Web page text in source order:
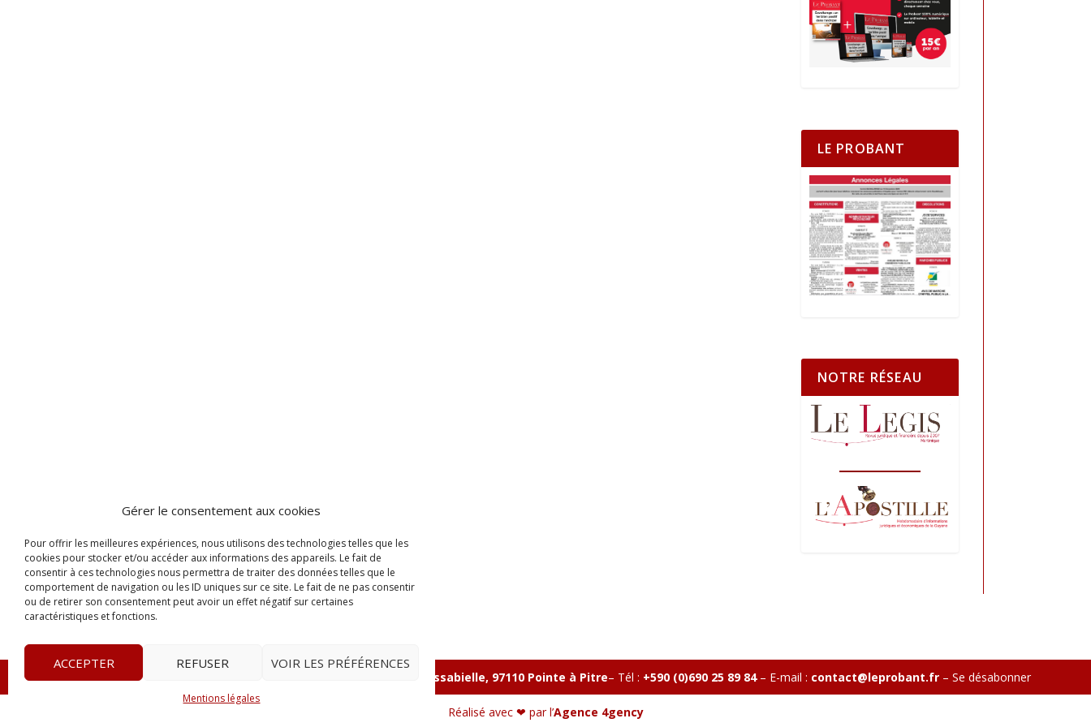
Gérer le consentement aux cookies
Pour offrir les meilleures expériences, nous utilisons des technologies telles que les
cookies pour stocker et/ou accéder aux informations des appareils. Le fait de
consentir à ces technologies nous permettra de traiter des données telles que le
comportement de navigation ou les ID uniques sur ce site. Le fait de ne pas consentir
ou de retirer son consentement peut avoir un effet négatif sur certaines
caractéristiques et fonctions.
ACCEPTER REFUSER VOIR LES PRÉFÉRENCES
Mentions légales
LE PROBANT
NOTRE RÉSEAU
Le Probant Tour Massabielle, Rue Massabielle, 97110 Pointe à Pitre– Tél : +590 (0)690 25 89 84– E-mail : contact@leprobant.fr– Se désabonner
Réalisé avec ❤ par l’Agence 4gency